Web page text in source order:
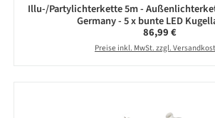
Illu-/Partylichterkette 5m -
Germany - 5 x bunte LED
Regulärer Preis:
86,99 €
Preise inkl. MwSt. zzgl.